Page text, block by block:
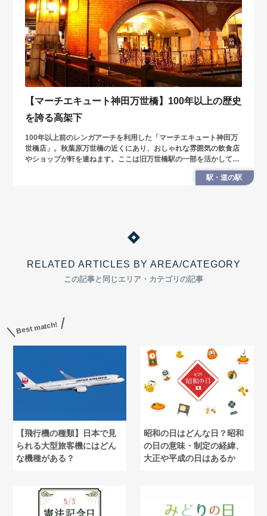
【マーチエキュート神田万世橋】100年以上の歴史
を誇る高架下
100年以上前のレンガアーチを利用した「マーチエキュート神田万
世橋店」。秋葉原万世橋の近くにあり、おしゃれな雰囲気の飲食店
やショップが軒を連ねます。ここは旧万世橋駅の一部を活かしてい
るところがポイント。現在も、当時の駅の歴史や記憶を残していま
駅・道の駅
RELATED ARTICLES BY AREA/CATEGORY
この記事と同じエリア・カテゴリの記事
Best match!
【飛行機の種類】日本で見
られる大型旅客機にはどん
な機種がある？
昭和の日はどんな日？昭和
の日の意味・制定の経緯、
大正や平成の日はあるか